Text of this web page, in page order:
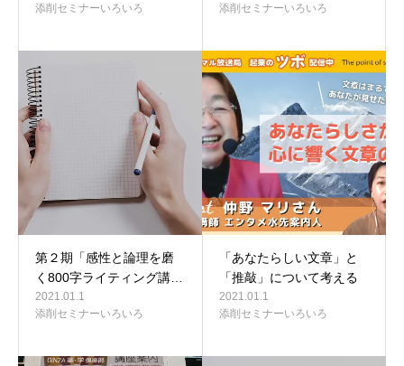
添削セミナーいろいろ
添削セミナーいろいろ
第２期「感性と論理を磨
く800字ライティング講…
2021.01.1
添削セミナーいろいろ
「あなたらしい文章」と
「推敲」について考える
2021.01.1
添削セミナーいろいろ